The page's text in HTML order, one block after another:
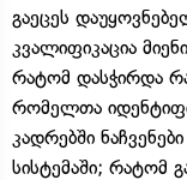
გაეცეს
კვალიფიკაცია
რატომ დასჭირდა
რომელთა
კადრებში
სისტემაში; რატომ